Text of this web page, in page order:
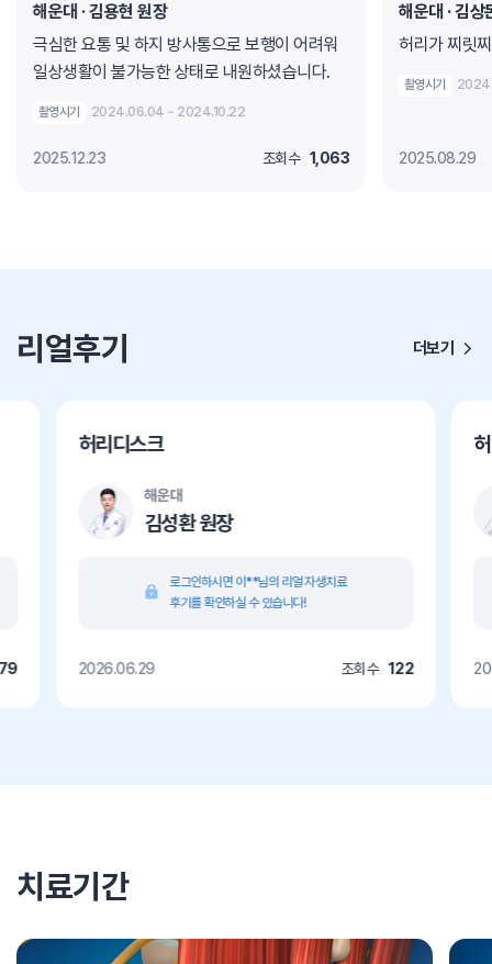
해운대 · 김용현 원장
극심한 요통 및 하지 방사통으로 보행이 어려워
일상생활이 불가능한 상태로 내원하셨습니다.
촬영시기 2024.06.04 ~ 2024.10.22
2025.12.23 조회수 1,063
해운대 · 김상
허리가 찌릿
촬영시기
2025.08.29
리얼후기 더보기
허리디스크
해운대
김성환 원장
로그인하시면 이**님의 리얼 자생치료
후기를 확인하실 수 있습니다!
2026.06.29 조회수 122
치료기간